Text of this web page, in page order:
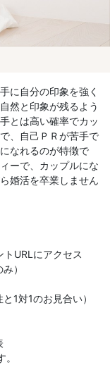
に自分の印象を強く
然と印象が残るよう
とは高い確率でカッ
、自己ＰＲが苦手で
なれるのが特徴で
ーで、カップルにな
婚活を卒業しません
URLにアクセス
）
1対1のお見合い）